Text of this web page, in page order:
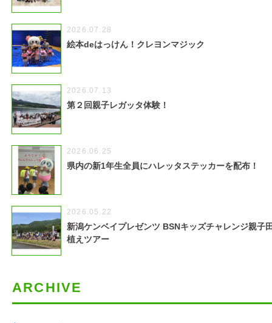
2026.07.28
絵本deはっけん！クレヨンマジック
2026.07.13
第２回親子レガッタ体験！
2026.06.25
県内の新1年生全員にハレッタステッカーを配布！
2026.05.22
新潟ケンベイプレゼンツ BSNキッズチャレンジ親子
植えツアー
ARCHIVE